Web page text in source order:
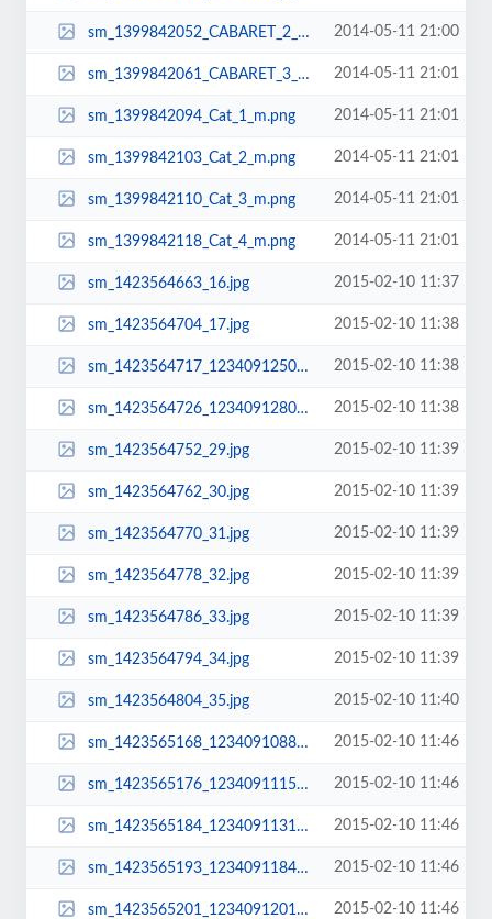
sm_1399842052_CABARET_2_m.png 2014-05-11 21:00
sm_1399842061_CABARET_3_m.png 2014-05-11 21:01
sm_1399842094_Cat_1_m.png 2014-05-11 21:01
sm_1399842103_Cat_2_m.png 2014-05-11 21:01
sm_1399842110_Cat_3_m.png 2014-05-11 21:01
sm_1399842118_Cat_4_m.png 2014-05-11 21:01
sm_1423564663_16.jpg 2015-02-10 11:37
sm_1423564704_17.jpg 2015-02-10 11:38
sm_1423564717_1234091250_15.jpg 2015-02-10 11:38
sm_1423564726_1234091280_56.jpg 2015-02-10 11:38
sm_1423564752_29.jpg 2015-02-10 11:39
sm_1423564762_30.jpg 2015-02-10 11:39
sm_1423564770_31.jpg 2015-02-10 11:39
sm_1423564778_32.jpg 2015-02-10 11:39
sm_1423564786_33.jpg 2015-02-10 11:39
sm_1423564794_34.jpg 2015-02-10 11:39
sm_1423564804_35.jpg 2015-02-10 11:40
sm_1423565168_1234091088_40.jpg 2015-02-10 11:46
sm_1423565176_1234091115_50.jpg 2015-02-10 11:46
sm_1423565184_1234091131_51.jpg 2015-02-10 11:46
sm_1423565193_1234091184_52.jpg 2015-02-10 11:46
sm_1423565201_1234091201_55.jpg 2015-02-10 11:46